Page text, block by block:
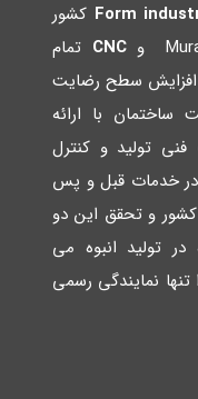
Form کشور
CNC تمام
سطح رضایت
ساختمان با ارائه
فنی تولید و کنترل
در خدمات قبل و پس
و تحقق این دو
تولید انبوه می
تنها نمایندگی رسمی